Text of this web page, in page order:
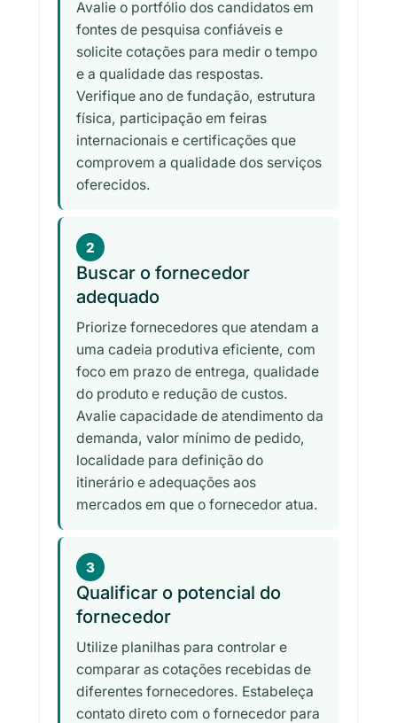
Avalie o portfólio dos candidatos em
fontes de pesquisa confiáveis e
solicite cotações para medir o tempo
e a qualidade das respostas.
Verifique ano de fundação, estrutura
física, participação em feiras
internacionais e certificações que
comprovem a qualidade dos serviços
oferecidos.
2
Buscar o fornecedor
adequado
Priorize fornecedores que atendam a
uma cadeia produtiva eficiente, com
foco em prazo de entrega, qualidade
do produto e redução de custos.
Avalie capacidade de atendimento da
demanda, valor mínimo de pedido,
localidade para definição do
itinerário e adequações aos
mercados em que o fornecedor atua.
3
Qualificar o potencial do
fornecedor
Utilize planilhas para controlar e
comparar as cotações recebidas de
diferentes fornecedores. Estabeleça
contato direto com o fornecedor para